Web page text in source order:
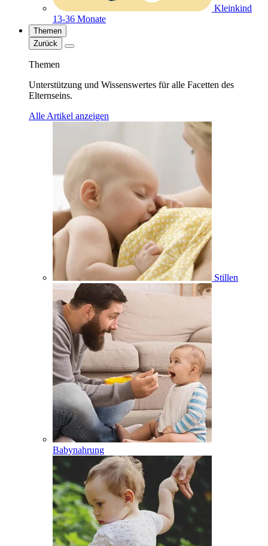
Kleinkind
13-36 Monate
Themen
Zurück
Themen
Unterstützung und Wissenswertes für alle Facetten des
Elternseins.
Alle Artikel anzeigen
Stillen
Babynahrung